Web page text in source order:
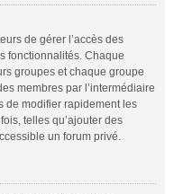
de gérer l’accès des
fonctionnalités. Chaque
groupes et chaque groupe
membres par l’intermédiaire
de modifier rapidement les
telles qu’ajouter des
un forum privé.